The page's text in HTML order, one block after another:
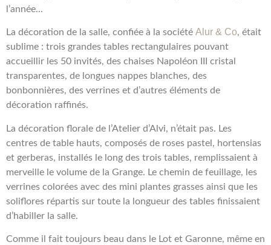
l’année...
La décoration de la salle, confiée à la société Alur & Co, était
sublime : trois grandes tables rectangulaires pouvant
accueillir les 50 invités, des chaises Napoléon III cristal
transparentes, de longues nappes blanches, des
bonbonnières, des verrines et d’autres éléments de
décoration raffinés.
La décoration florale de l’Atelier d’Alvi, n’était pas. Les
centres de table hauts, composés de roses pastel, hortensias
et gerberas, installés le long des trois tables, remplissaient à
merveille le volume de la Grange. Le chemin de feuillage, les
verrines colorées avec des mini plantes grasses ainsi que les
soliflores répartis sur toute la longueur des tables finissaient
d’habiller la salle.
Comme il fait toujours beau dans le Lot et Garonne, même en